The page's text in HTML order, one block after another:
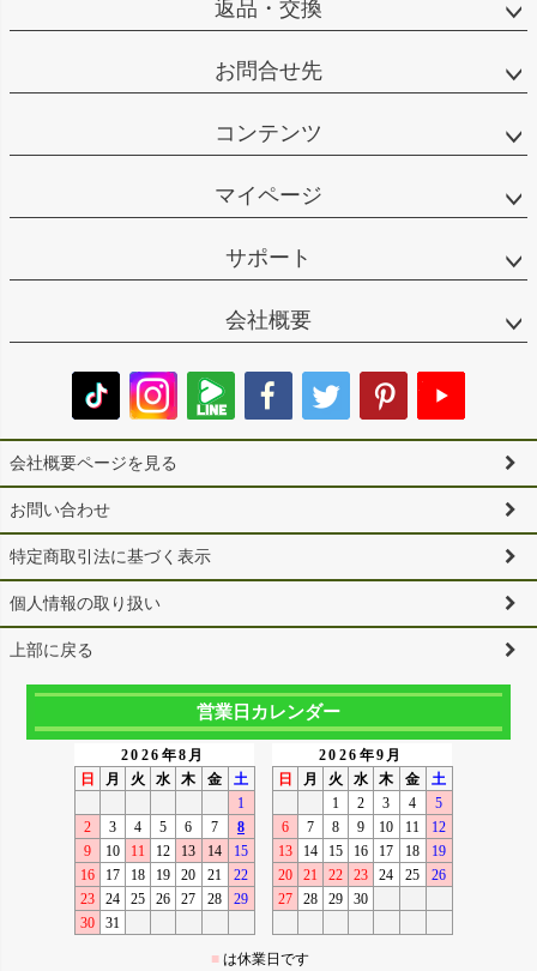
返品・交換
お問合せ先
コンテンツ
マイページ
サポート
会社概要
会社概要ページを見る
お問い合わせ
特定商取引法に基づく表示
個人情報の取り扱い
上部に戻る
営業日カレンダー